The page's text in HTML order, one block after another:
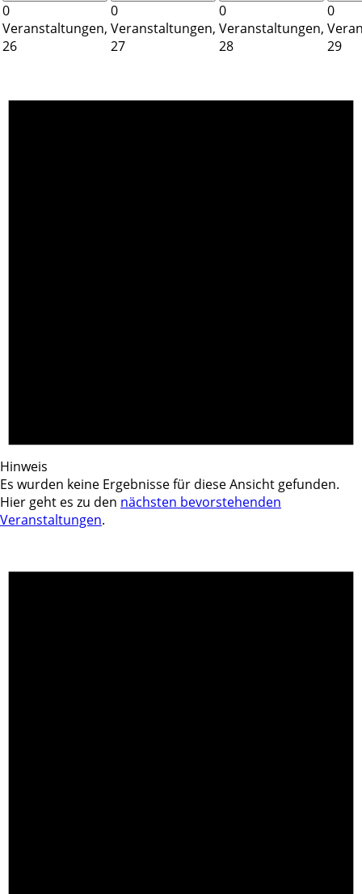
0
Veranstaltungen,
26
0
Veranstaltungen,
27
0
Veranstaltungen,
28
0
29
Hinweis
Es wurden keine Ergebnisse für diese Ansicht gefunden.
Hier geht es zu den nächsten bevorstehenden
Veranstaltungen.